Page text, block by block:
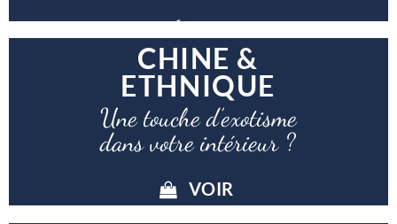
DÉCOUVRIR
CHINE &
ETHNIQUE
Une touche d’exotisme
dans votre intérieur ?
VOIR